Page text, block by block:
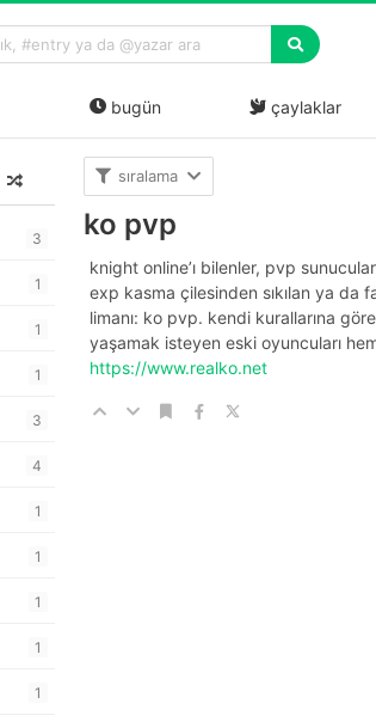
bugün çaylaklar
3
1
1
1
3
4
1
1
1
1
1
sıralama
ko pvp
knight online’ı bilenler, pvp
exp kasma çilesinden sıkılan ya da
limanı: ko pvp. kendi kurallarına
yaşamak isteyen eski oyuncuları
https://www.realko.net